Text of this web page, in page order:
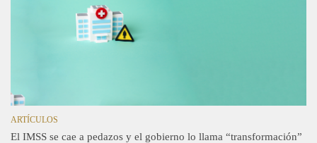
ARTÍCULOS
El IMSS se cae a pedazos y el gobierno lo llama “transformación”